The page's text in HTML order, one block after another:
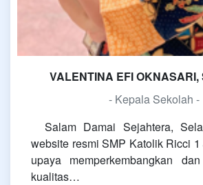
VALENTINA EFI OKNASARI,
- Kepala Sekolah -
Salam Damai Sejahtera,
website resmi SMP Katolik Ricci
upaya memperkembangkan
kualitas…